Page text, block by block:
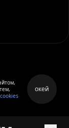
cookies
окей